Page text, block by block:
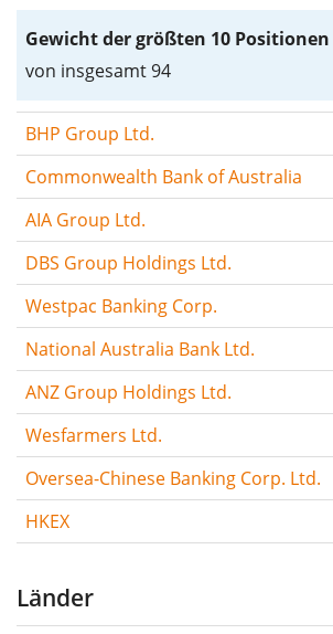
Gewicht der größten 10 Positionen
von insgesamt 94
BHP Group Ltd.
Commonwealth Bank of Australia
AIA Group Ltd.
DBS Group Holdings Ltd.
Westpac Banking Corp.
National Australia Bank Ltd.
ANZ Group Holdings Ltd.
Wesfarmers Ltd.
Oversea-Chinese Banking Corp. Ltd.
HKEX
Länder